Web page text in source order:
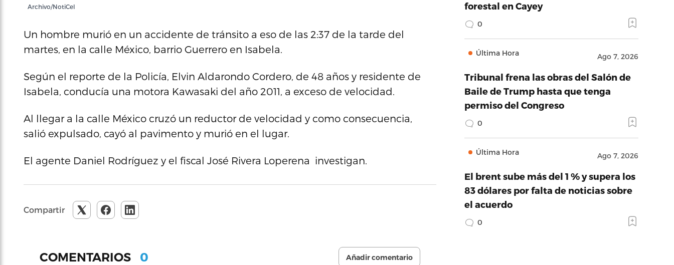
Archivo/NotiCel
Un hombre murió en un accidente de tránsito a eso de las 2:37 de la tarde del
martes, en la calle México, barrio Guerrero en Isabela.
Según el reporte de la Policía, Elvin Aldarondo Cordero, de 48 años y residente de
Isabela, conducía una motora Kawasaki del año 2011, a exceso de velocidad.
Al llegar a la calle México cruzó un reductor de velocidad y como consecuencia,
salió expulsado, cayó al pavimento y murió en el lugar.
El agente Daniel Rodríguez y el fiscal José Rivera Loperena investigan.
Compartir
COMENTARIOS 0 Añadir comentario
forestal en Cayey
0
Última Hora Ago 7, 2026
Tribunal frena las obras del Salón de
Baile de Trump hasta que tenga
permiso del Congreso
0
Última Hora Ago 7, 2026
El brent sube más del 1 % y supera los
83 dólares por falta de noticias sobre
el acuerdo
0